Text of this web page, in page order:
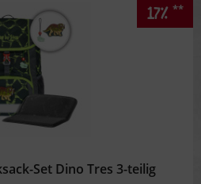
17% **
Set Dino Tres 3-teilig